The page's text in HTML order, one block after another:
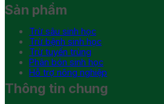
Sản phẩm
Trừ sâu sinh học
Trừ bệnh sinh học
Trừ tuyến trùng
Phân bón sinh học
Hỗ trợ nông nghiệp
Thông tin chung